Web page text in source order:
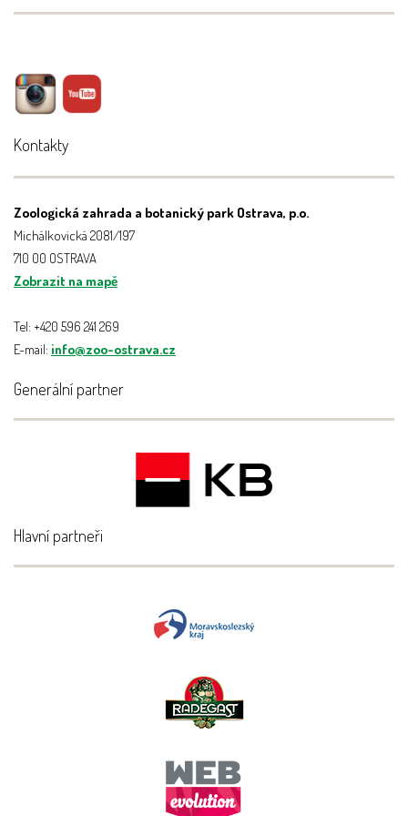
Kontakty
Zoologická zahrada a botanický park Ostrava, p.o.
Michálkovická 2081/197
710 00 OSTRAVA
Zobrazit na mapě
Tel: +420 596 241 269
E-mail: info@zoo-ostrava.cz
Generální partner
Hlavní partneři